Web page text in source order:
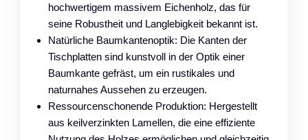
hochwertigem massivem Eichenholz, das für
seine Robustheit und Langlebigkeit bekannt ist.
Natürliche Baumkantenoptik: Die Kanten der
Tischplatten sind kunstvoll in der Optik einer
Baumkante gefräst, um ein rustikales und
naturnahes Aussehen zu erzeugen.
Ressourcenschonende Produktion: Hergestellt
aus keilverzinkten Lamellen, die eine effiziente